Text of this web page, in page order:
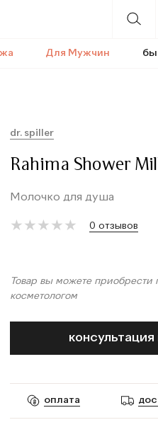
Для Мужчин
dr. spiller
Rahima Shower
Молочко для душа
★
★ ★
★ ★
★ ★
★ ★
★ 0 отзывов
Товар вы можете приобрести
косметологом
оплата